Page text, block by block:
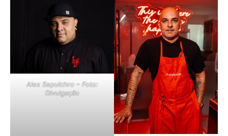
Alex Sepulchro – Foto:
Divulgação